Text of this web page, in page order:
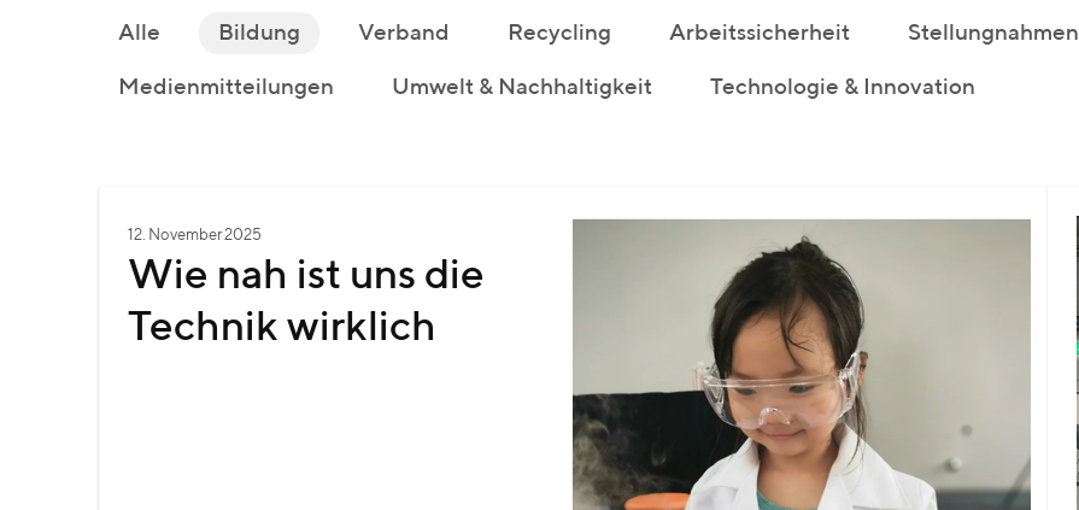
Alle Bildung Verband Recycling Arbeitssicherheit Stellungnahmen
Medienmitteilungen Umwelt & Nachhaltigkeit Technologie & Innovation
12. November 2025
Wie nah ist uns die
Technik wirklich